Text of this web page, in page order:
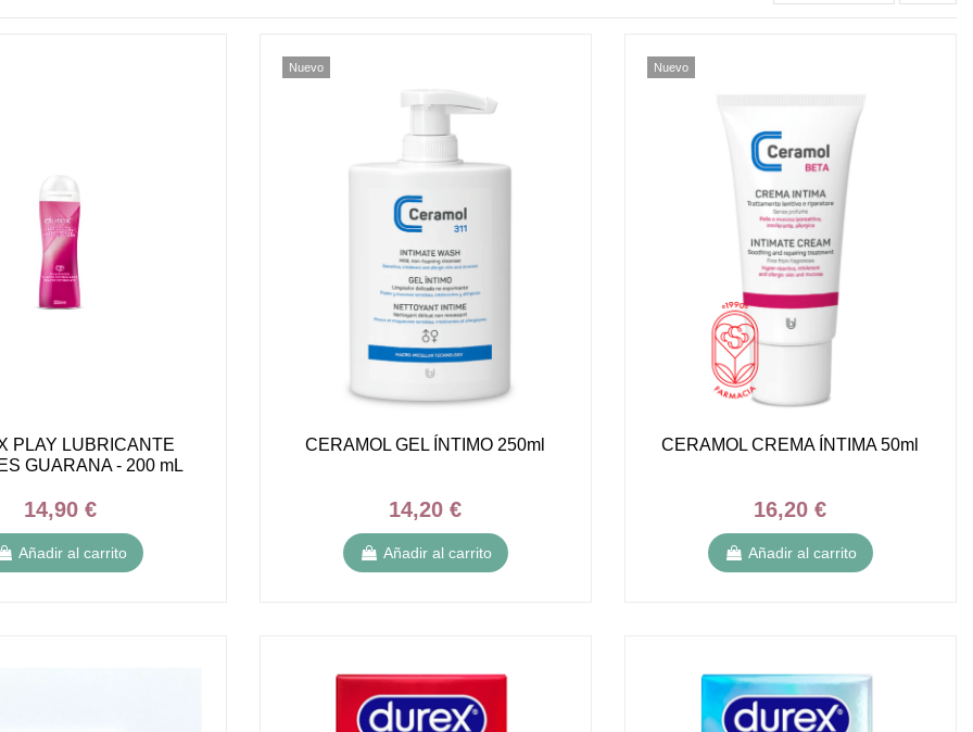
PLAY LUBRICANTE
GUARANA - 200 mL
14,90 €
Añadir al carrito
Nuevo
CERAMOL GEL ÍNTIMO 250ml
14,20 €
Añadir al carrito
Nuevo
CERAMOL CREMA ÍNTIMA 50ml
16,20 €
Añadir al carrito